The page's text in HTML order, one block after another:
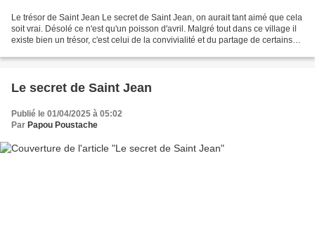
Le trésor de Saint Jean Le secret de Saint Jean, on aurait tant aimé que cela
soit vrai. Désolé ce n'est qu'un poisson d'avril. Malgré tout dans ce village il
existe bien un trésor, c'est celui de la convivialité et du partage de certains
Le secret de Saint Jean
Publié le 01/04/2025 à 05:02
Par Papou Poustache